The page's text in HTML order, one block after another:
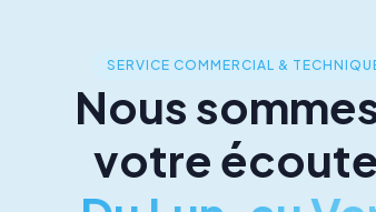
SERVICE COMMERCIAL &
Nous
votre